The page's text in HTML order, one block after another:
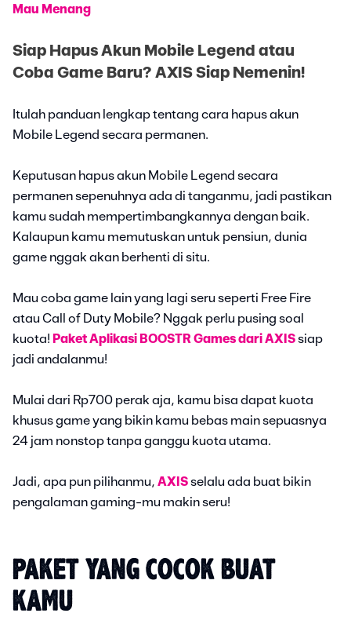
Mau Menang
Siap Hapus Akun Mobile Legend atau
Coba Game Baru? AXIS Siap Nemenin!
Itulah panduan lengkap tentang cara hapus akun
Mobile Legend secara permanen.
Keputusan hapus akun Mobile Legend secara
permanen sepenuhnya ada di tanganmu, jadi pastikan
kamu sudah mempertimbangkannya dengan baik.
Kalaupun kamu memutuskan untuk pensiun, dunia
game nggak akan berhenti di situ.
Mau coba game lain yang lagi seru seperti Free Fire
atau Call of Duty Mobile? Nggak perlu pusing soal
kuota! Paket Aplikasi BOOSTR Games dari AXISsiap
jadi andalanmu!
Mulai dari Rp700 perak aja, kamu bisa dapat kuota
khusus game yang bikin kamu bebas main sepuasnya
24 jam nonstop tanpa ganggu kuota utama.
Jadi, apa pun pilihanmu, AXISselalu ada buat bikin
pengalaman gaming-mu makin seru!
PAKET YANG COCOK BUAT
KAMU